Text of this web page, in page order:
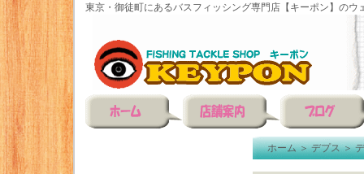
東京・御徒町にあるバスフィッシング専門店【キーポン】のウ
ホーム＞デプス＞